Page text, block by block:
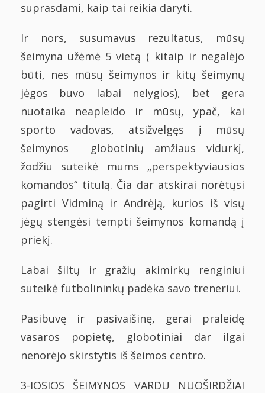
suprasdami, kaip tai reikia daryti.
Ir nors, susumavus rezultatus, mūsų
šeimyna užėmė 5 vietą ( kitaip ir negalėjo
būti, nes mūsų šeimynos ir kitų šeimynų
jėgos buvo labai nelygios), bet gera
nuotaika neapleido ir mūsų, ypač, kai
sporto vadovas, atsižvelgęs į mūsų
šeimynos globotinių amžiaus vidurkį,
žodžiu suteikė mums „perspektyviausios
komandos“ titulą. Čia dar atskirai norėtųsi
pagirti Vidminą ir Andrėją, kurios iš visų
jėgų stengėsi tempti šeimynos komandą į
priekį.
Labai šiltų ir gražių akimirkų renginiui
suteikė futbolininkų padėka savo treneriui.
Pasibuvę ir pasivaišinę, gerai praleidę
vasaros popietę, globotiniai dar ilgai
nenorėjo skirstytis iš šeimos centro.
3-IOSIOS ŠEIMYNOS VARDU NUOŠIRDŽIAI